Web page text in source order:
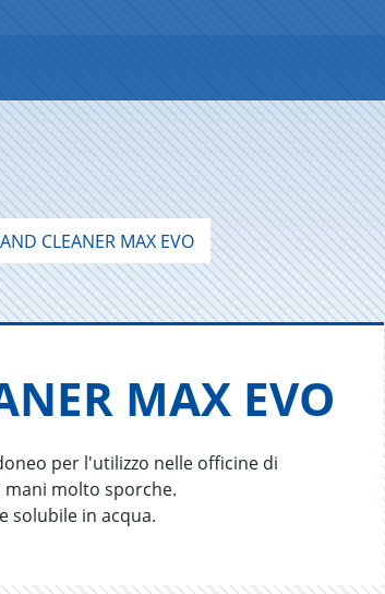
CLEANER MAX EVO
MAX EVO
per l'utilizzo nelle officine di
mani molto sporche.
solubile in acqua.